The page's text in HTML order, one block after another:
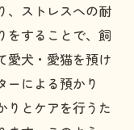
、ストレスへの耐
をすることで、飼
愛犬・愛猫を預け
ーによる預かり
りとケアを行うた